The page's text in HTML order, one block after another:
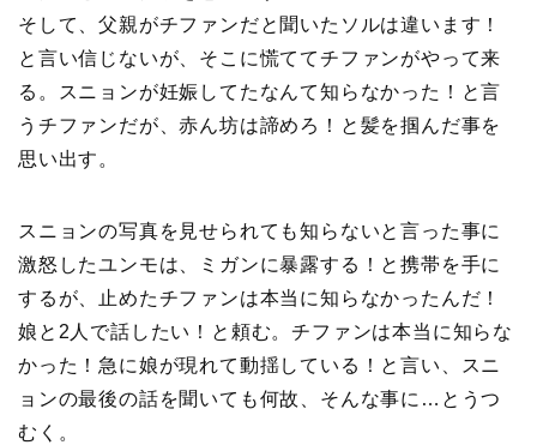
そして、父親がチファンだと聞いたソルは違います！
と言い信じないが、そこに慌ててチファンがやって来
る。スニョンが妊娠してたなんて知らなかった！と言
うチファンだが、赤ん坊は諦めろ！と髪を掴んだ事を
思い出す。
スニョンの写真を見せられても知らないと言った事に
激怒したユンモは、ミガンに暴露する！と携帯を手に
するが、止めたチファンは本当に知らなかったんだ！
娘と2人で話したい！と頼む。チファンは本当に知らな
かった！急に娘が現れて動揺している！と言い、スニ
ョンの最後の話を聞いても何故、そんな事に…とうつ
むく。